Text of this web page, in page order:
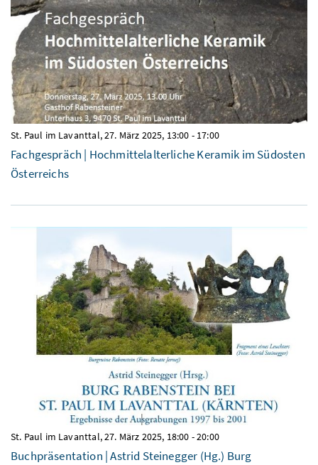
St. Paul im Lavanttal,27. März 2025, 13:00 - 17:00
Fachgespräch | Hochmittelalterliche Keramik im Südosten
Österreichs
St. Paul im Lavanttal,27. März 2025, 18:00 -20:00
Buchpräsentation | Astrid Steinegger (Hg.) Burg